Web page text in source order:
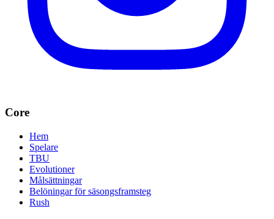
Core
Hem
Spelare
TBU
Evolutioner
Målsättningar
Belöningar för säsongsframsteg
Rush